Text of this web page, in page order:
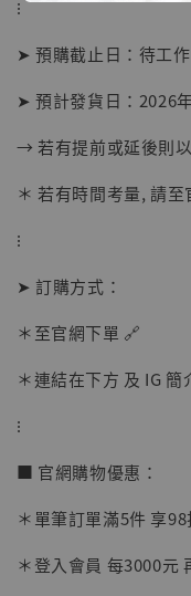
【店內現貨
NT$ 1,870
⁝
➤ 預購截止日：待工
➤ 預計發貨日：2026
→ 若有提前或延後則
＊ 若有時間考量, 請
⁝
➤ 訂購方式：
＊至官網下單 🔗
＊連結在下方 及 IG 簡
⁝
■ 官網購物優惠：
＊單筆訂單滿5件 享98
＊登入會員 每3000元